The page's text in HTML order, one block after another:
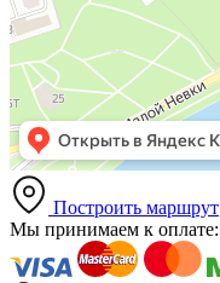
Построить маршрут
Мы принимаем к оплате: